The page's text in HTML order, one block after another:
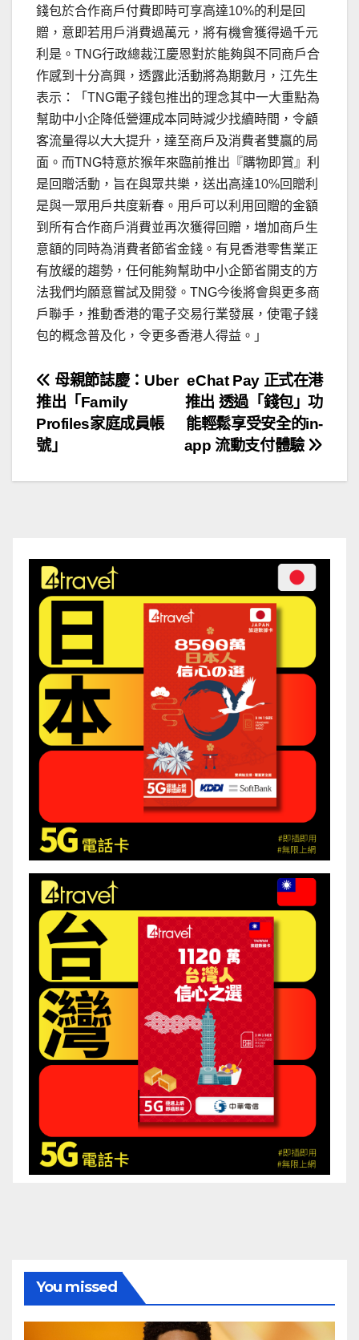
錢包於合作商戶付費即時可享高達10%的利是回
贈，意即若用戶消費過萬元，將有機會獲得過千元
利是。TNG行政總裁江慶恩對於能夠與不同商戶合
作感到十分高興，透露此活動將為期數月，江先生
表示：「TNG電子錢包推出的理念其中一大重點為
幫助中小企降低營運成本同時減少找續時間，令顧
客流量得以大大提升，達至商戶及消費者雙贏的局
面。而TNG特意於猴年來臨前推出『購物即賞』利
是回贈活動，旨在與眾共樂，送出高達10%回贈利
是與一眾用戶共度新春。用戶可以利用回贈的金額
到所有合作商戶消費並再次獲得回贈，増加商戶生
意額的同時為消費者節省金錢。有見香港零售業正
有放緩的趨勢，任何能夠幫助中小企節省開支的方
法我們均願意嘗試及開發。TNG今後將會與更多商
戶聯手，推動香港的電子交易行業發展，使電子錢
包的概念普及化，令更多香港人得益。」
文
章
導
覽
eChat Pay 正式在港
推出 透過「錢包」功
能輕鬆享受安全的in-
app 流動支付體驗
母親節誌慶：Uber
推出「Family
Profiles家庭成員帳
號」
You missed